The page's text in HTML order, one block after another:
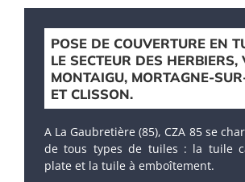
POSE DE COUVERTURE EN
LE SECTEUR DES HERBIERS,
MONTAIGU, MORTAGNE-
ET CLISSON.
A La Gaubretière (85), CZA 85 se
de tous types de tuiles : la tuile
plate et la tuile à emboîtement.